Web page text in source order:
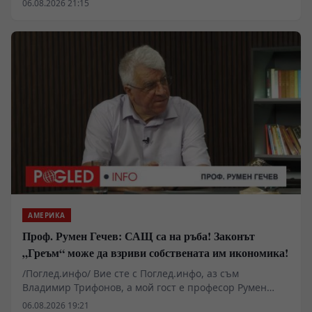
06.08.2026 21:15
АМЕРИКА
Проф. Румен Гечев: САЩ са на ръба! Законът
„Греъм“ може да взриви собствената им икономика!
/Поглед.инфо/ Вие сте с Поглед.инфо, аз съм
Владимир Трифонов, а мой гост е професор Румен
Гечев. Поводът за разговора е законопроектът
06.08.2026 19:21